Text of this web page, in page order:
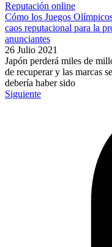
Reputación online
Cómo los Juegos
caos reputacional para la
anunciantes
26 Julio 2021
Japón perderá miles de
de recuperar y las marcas
debería haber sido
Siguiente